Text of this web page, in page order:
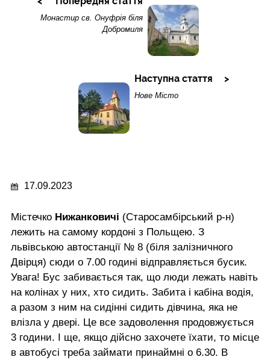
Монастир св. Онуфрія біля
Добромиля
Наступна стаття
Нове Місто
17.09.2023
Містечко Нижанковичі (Старосамбірський р-н)
лежить на самому кордоні з Польщею. З
львівською автостанції № 8 (біля залізничного
Двірця) сюди о 7.00 годині відправляється бусик.
Увага! Бус забивається так, що люди лежать навіть
на колінах у них, хто сидить. Забита і кабіна водія,
а разом з ним на сидінні сидить дівчина, яка не
влізла у двері. Це все задоволення продовжується
3 години. І ще, якщо дійсно захочете їхати, то місце
в автобусі треба займати принаймні о 6.30. В